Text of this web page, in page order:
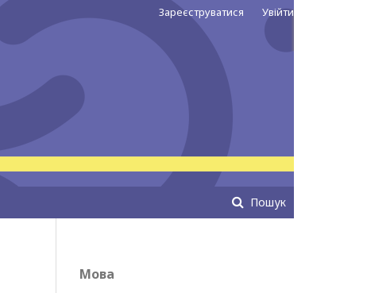
Пошук
Зареєструватися Увійти
Мова